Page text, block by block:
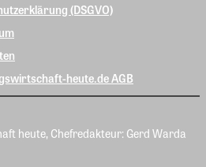
(DSGVO)
heute.de AGB
heute, Chefredakteur: Gerd Warda